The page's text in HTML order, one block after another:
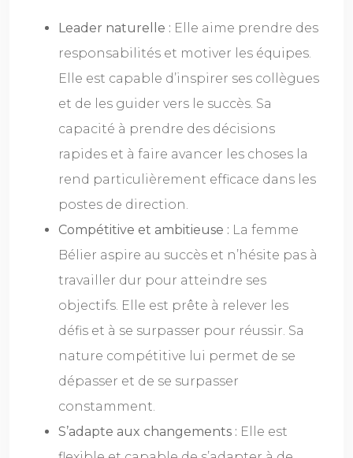
Leader naturelle : Elle aime prendre des
responsabilités et motiver les équipes.
Elle est capable d’inspirer ses collègues
et de les guider vers le succès. Sa
capacité à prendre des décisions
rapides et à faire avancer les choses la
rend particulièrement efficace dans les
postes de direction.
Compétitive et ambitieuse : La femme
Bélier aspire au succès et n’hésite pas à
travailler dur pour atteindre ses
objectifs. Elle est prête à relever les
défis et à se surpasser pour réussir. Sa
nature compétitive lui permet de se
dépasser et de se surpasser
constamment.
S’adapte aux changements : Elle est